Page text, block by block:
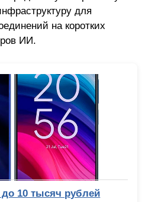
для
на коротких
ИИ.
10 тысяч рублей